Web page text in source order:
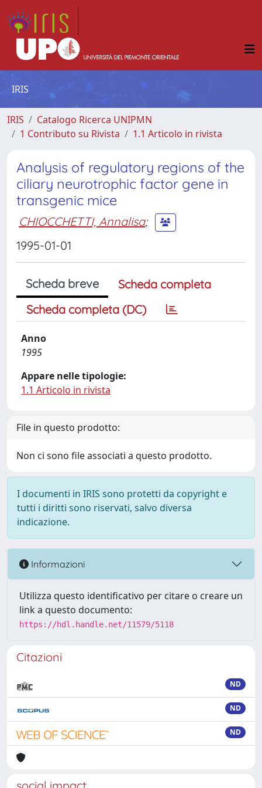
IRIS
IRIS
Catalogo Ricerca UNIPMN
1 Contributo su Rivista
1.1 Articolo in rivista
Analysis of regulatory regions of the
ciliary neurotrophic factor gene in
transgenic mice
CHIOCCHETTI, Annalisa;
1995-01-01
Scheda breve
Scheda completa
Scheda completa (DC)
Anno
1995
Appare nelle tipologie:
1.1 Articolo in rivista
File in questo prodotto:
Non ci sono file associati a questo prodotto.
I documenti in IRIS sono protetti da copyright e
tutti i diritti sono riservati, salvo diversa
indicazione.
Informazioni
Utilizza questo identificativo per citare o creare un
link a questo documento:
https://hdl.handle.net/11579/5118
Citazioni
ND
ND
ND